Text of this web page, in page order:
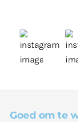
Goed om te